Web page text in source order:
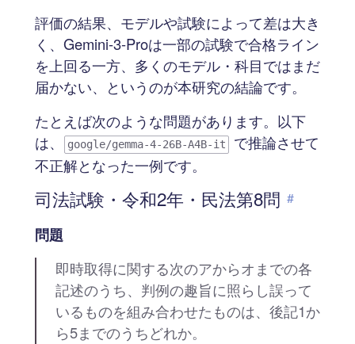
評価の結果、モデルや試験によって差は大き
く、Gemini-3-Proは一部の試験で合格ライン
を上回る一方、多くのモデル・科目ではまだ
届かない、というのが本研究の結論です。
たとえば次のような問題があります。以下
は、
google/gemma-4-26B-A4B-it
で推論させて
不正解となった一例です。
司法試験・令和2年・民法第8問 #
問題
即時取得に関する次のアからオまでの各
記述のうち、判例の趣旨に照らし誤って
いるものを組み合わせたものは、後記1か
ら5までのうちどれか。